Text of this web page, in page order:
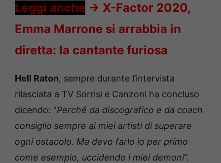
Leggi anche -> X-Factor 2020,
Emma Marrone si arrabbia in
diretta: la cantante furiosa
Hell Raton, sempre durante l’intervista
rilasciata a TV Sorrisi e Canzoni ha concluso
dicendo: “Perché da discografico e da coach
consiglio sempre ai miei artisti di superare
ogni ostacolo. Ma devo farlo io per primo
come esempio, uccidendo i miei demoni”.